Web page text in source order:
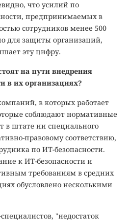
что усилий по
предпринимаемых в
сотрудников менее 500
для защиты организаций,
эту цифру.
на пути внедрения
в их организациях?
в которых работает
соблюдают нормативные
в штате ни специального
правовому соответствию,
по ИТ-безопасности.
к ИТ-безопасности и
требованиям в средних
обусловлено несколькими
"недостаток